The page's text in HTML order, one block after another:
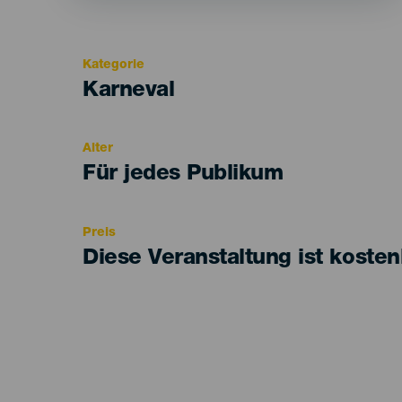
Kategorie
Categoría
Karneval
Alter
Edad
Für jedes Publikum
Preis
Diese Veranstaltung ist